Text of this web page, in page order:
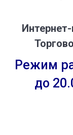
Режим
до